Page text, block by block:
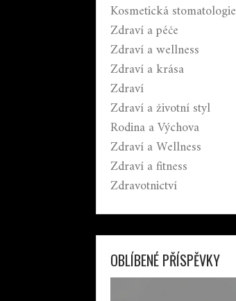
Kosmetická stomatologie
Zdraví a péče
Zdraví a wellness
Zdraví a krása
Zdraví
Zdraví a životní styl
Rodina a Výchova
Zdraví a Wellness
Zdraví a fitness
Zdravotnictví
OBLÍBENÉ PŘÍSPĚVKY